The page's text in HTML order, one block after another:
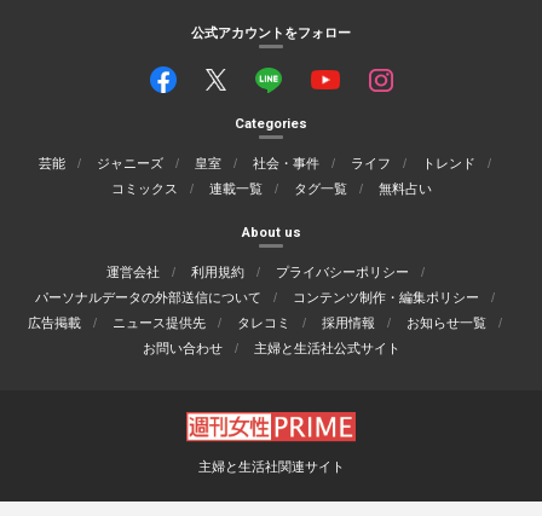
公式アカウントをフォロー
Categories
芸能 ジャニーズ 皇室 社会・事件 ライフ
トレンド
コミックス
連載一覧 タグ一覧 無料占い
About us
運営会社 利用規約
プライバシーポリシー
パーソナルデータの外部送信について
コンテンツ制作・編集ポリシー
広告掲載
ニュース提供先 タレコミ 採用情報
お知らせ一覧
お問い合わせ
主婦と生活社公式サイト
主婦と生活社関連サイト